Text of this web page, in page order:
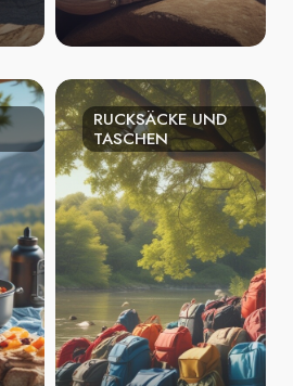
RUCKSÄCKE UND
TASCHEN